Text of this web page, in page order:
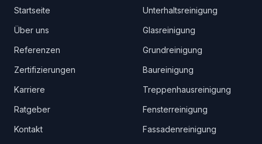
Startseite
Über uns
Referenzen
Zertifizierungen
Karriere
Ratgeber
Kontakt
Unterhaltsreinigung
Glasreinigung
Grundreinigung
Baureinigung
Treppenhausreinigung
Fensterreinigung
Fassadenreinigung